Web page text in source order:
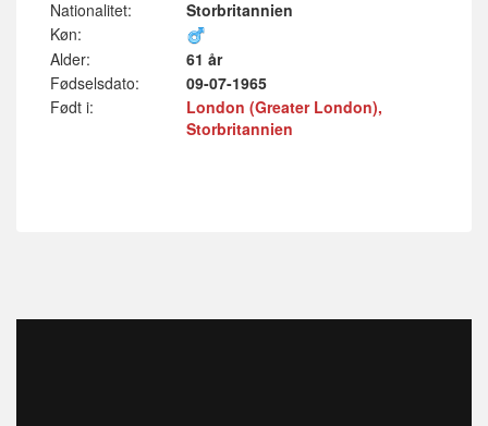
Nationalitet:
Storbritannien
Køn:
Alder:
61 år
Fødselsdato:
09-07-1965
Født i:
London (Greater London),
Storbritannien